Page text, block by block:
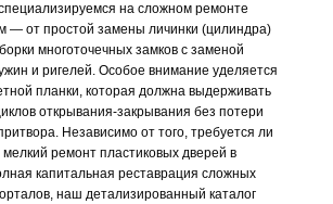
на сложном ремонте
— от простой замены личинки (цилиндра)
многоточечных замков с заменой
и ригелей. Особое внимание уделяется
планки, которая должна выдерживать
открывания-закрывания без потери
Независимо от того, требуется ли
ремонт пластиковых дверей в
капитальная реставрация сложных
наш детализированный каталог